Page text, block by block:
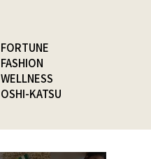
FORTUNE
FASHION
WELLNESS
OSHI-KATSU